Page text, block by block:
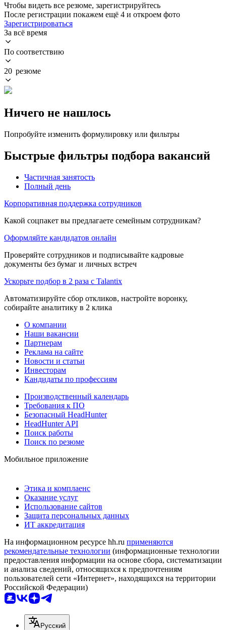
Чтобы видеть все резюме, зарегистрируйтесь
После регистрации покажем ещё 4 и откроем фото
Зарегистрироваться
За всё время
По соответствию
20 резюме
Ничего не нашлось
Попробуйте изменить формулировку или фильтры
Быстрые фильтры подбора вакансий
Частичная занятость
Полный день
Корпоративная поддержка сотрудников
Какой соцпакет вы предлагаете семейным сотрудникам?
Оформляйте кандидатов онлайн
Проверяйте сотрудников и подписывайте кадровые
документы без бумаг и личных встреч
Ускорьте подбор в 2 раза с Talantix
Автоматизируйте сбор откликов, настройте воронку,
собирайте аналитику в 2 клика
О компании
Наши вакансии
Партнерам
Реклама на сайте
Новости и статьи
Инвесторам
Кандидаты по профессиям
Производственный календарь
Требования к ПО
Безопасный HeadHunter
HeadHunter API
Поиск работы
Поиск по резюме
Мобильное приложение
Этика и комплаенс
Оказание услуг
Использование сайтов
Защита персональных данных
ИТ аккредитация
На информационном ресурсе hh.ru применяются
рекомендательные технологии (информационные технологии
предоставления информации на основе сбора, систематизации
и анализа сведений, относящихся к предпочтениям
пользователей сети «Интернет», находящихся на территории
Российской Федерации)
Русский